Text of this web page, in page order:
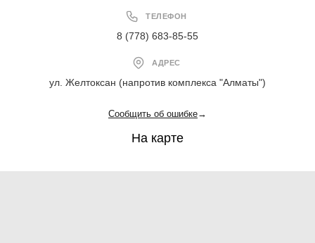
ТЕЛЕФОН
8 (778) 683-85-55
АДРЕС
ул. Желтоксан (напротив комплекса "Алматы")
Сообщить об ошибке→
На карте